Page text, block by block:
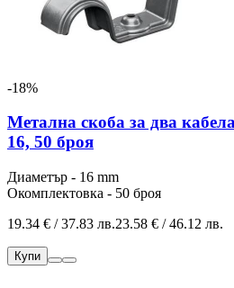
-18%
Метална скоба за два
16, 50 броя
Диаметър - 16 mm
Окомплектовка - 50 броя
19.34 € / 37.83 лв.23.58 € / 46.12 лв.
Купи